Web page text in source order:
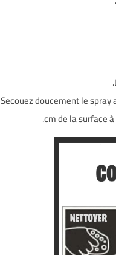
Secouez doucement le
cm de la surface